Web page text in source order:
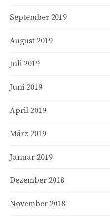
September 2019
August 2019
Juli 2019
Juni 2019
April 2019
März 2019
Januar 2019
Dezember 2018
November 2018